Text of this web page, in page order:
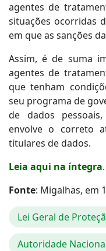
agentes de
situações ocorridas
em que as sanções
Assim, é de suma
agentes de
que tenham
seu programa de
de dados
envolve o correto
titulares de dados.
Leia aqui na íntegra.
Fonte: Migalhas, em
Lei Geral de
Autoridade